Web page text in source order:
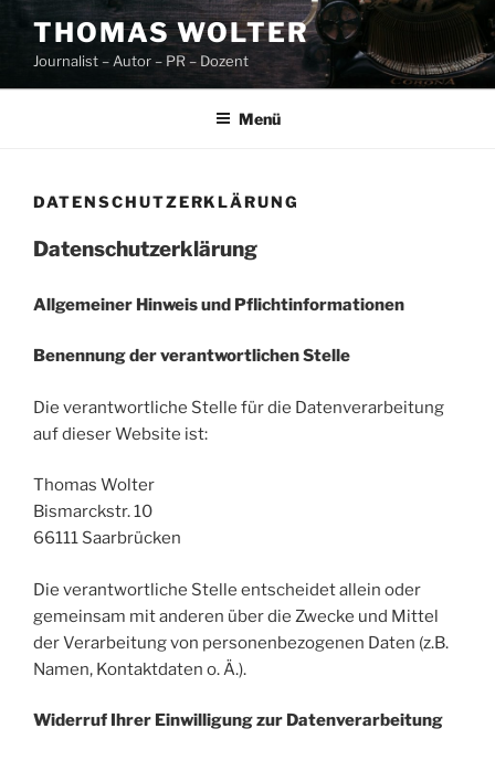
Zum
Inhalt
springen
THOMAS WOLTER
Journalist – Autor – PR – Dozent
Menü
DATENSCHUTZERKLÄRUNG
Datenschutzerklärung
Allgemeiner Hinweis und Pflichtinformationen
Benennung der verantwortlichen Stelle
Die verantwortliche Stelle für die Datenverarbeitung
auf dieser Website ist:
Thomas Wolter
Bismarckstr. 10
66111 Saarbrücken
Die verantwortliche Stelle entscheidet allein oder
gemeinsam mit anderen über die Zwecke und Mittel
der Verarbeitung von personenbezogenen Daten (z.B.
Namen, Kontaktdaten o. Ä.).
Widerruf Ihrer Einwilligung zur Datenverarbeitung